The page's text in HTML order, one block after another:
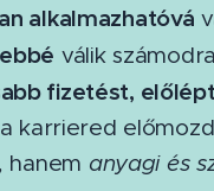
alkalmazhatóvá
válik
fizetést,
karriered
hanem anyagi és